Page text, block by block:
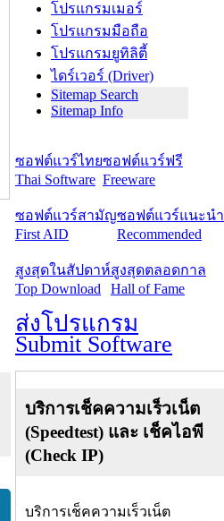
โปรแกรมเมอร์
โปรแกรมมือถือ
โปรแกรมยูทิลิตี้
ไดร์เวอร์ (Driver)
Sitemap Search
Sitemap Info
ซอฟต์แวร์ไทย
Thai Software
ซอฟต์แวร์ฟรี
Freeware
ซอฟต์แวร์สามัญ
First AID
ซอฟต์แวร์แนะนำ
Recommended
สูงสุดในสัปดาห์
Top Download
สูงสุดตลอดกาล
Hall of Fame
ส่งโปรแกรม
Submit Software
บริการเช็คความเร็วเน็ต
(Speedtest) และ เช็คไอพี
(Check IP)
บริการเช็คความเร็วเน็ต